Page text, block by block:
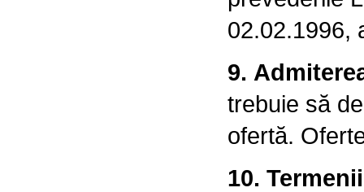
02.02.1996,
9.
trebuie să
ofertă.
10.